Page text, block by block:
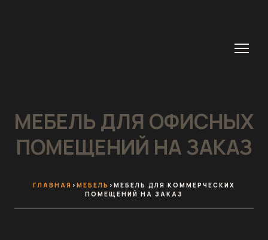
МЕБЕЛЬ ДЛЯ ОФИСНЫХ
ПОМЕЩЕНИЙ НА ЗАКАЗ
ГЛАВНАЯ > МЕБЕЛЬ >МЕБЕЛЬ ДЛЯ КОММЕРЧЕСКИХ
ПОМЕЩЕНИЙ НА ЗАКАЗ